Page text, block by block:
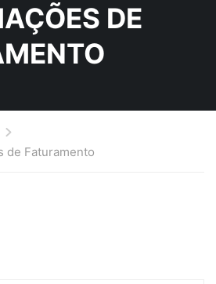
DE
de Faturamento